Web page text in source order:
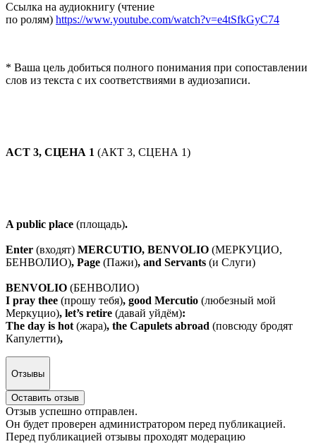
Ссылка на аудиокнигу (чтение
по ролям) https://www.youtube.com/watch?v=e4tSfkGyC74
* Ваша цель добиться полного понимания при сопоставлении
слов из текста с их соответствиями в аудиозаписи.
ACT 3, СЦЕНА 1 (АКТ 3, СЦЕНА 1)
A public place (площадь).
Enter (входят) MERCUTIO, BENVOLIO (МЕРКУЦИО,
БЕНВОЛИО), Page (Пажи), and Servants (и Слуги)
BENVOLIO (БЕНВОЛИО)
I pray thee (прошу тебя), good Mercutio (любезный мой
Меркуцио), let’s retire (давай уйдём):
The day is hot(жара), the Capulets abroad (повсюду бродят
Капулетти),
Отзывы
Оставить отзыв
Отзыв успешно отправлен.
Он будет проверен администратором перед публикацией.
Перед публикацией отзывы проходят модерацию